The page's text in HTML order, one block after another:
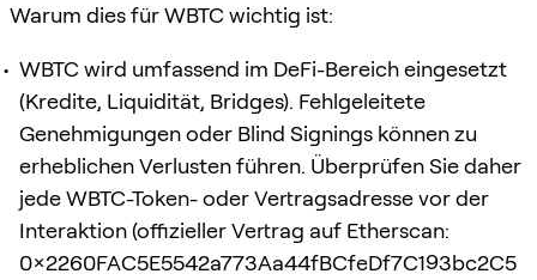
Warum dies für WBTC wichtig ist:
WBTC wird umfassend im DeFi-Bereich eingesetzt
(Kredite, Liquidität, Bridges). Fehlgeleitete
Genehmigungen oder Blind Signings können zu
erheblichen Verlusten führen. Überprüfen Sie daher
jede WBTC-Token- oder Vertragsadresse vor der
Interaktion (offizieller Vertrag auf Etherscan:
0x2260FAC5E5542a773Aa44fBCfeDf7C193bc2C5